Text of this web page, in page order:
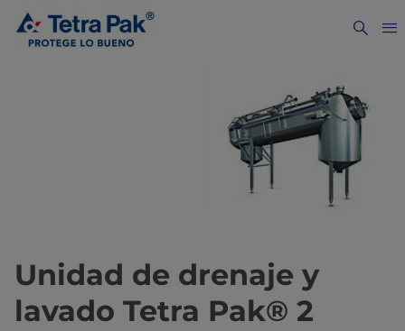
Unidad de drenaje y
lavado Tetra Pak® 2